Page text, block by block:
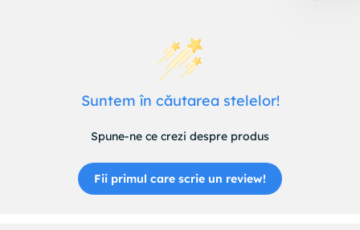
Suntem în căutarea stelelor!
Spune-ne ce crezi despre produs
Fii primul care scrie un review!